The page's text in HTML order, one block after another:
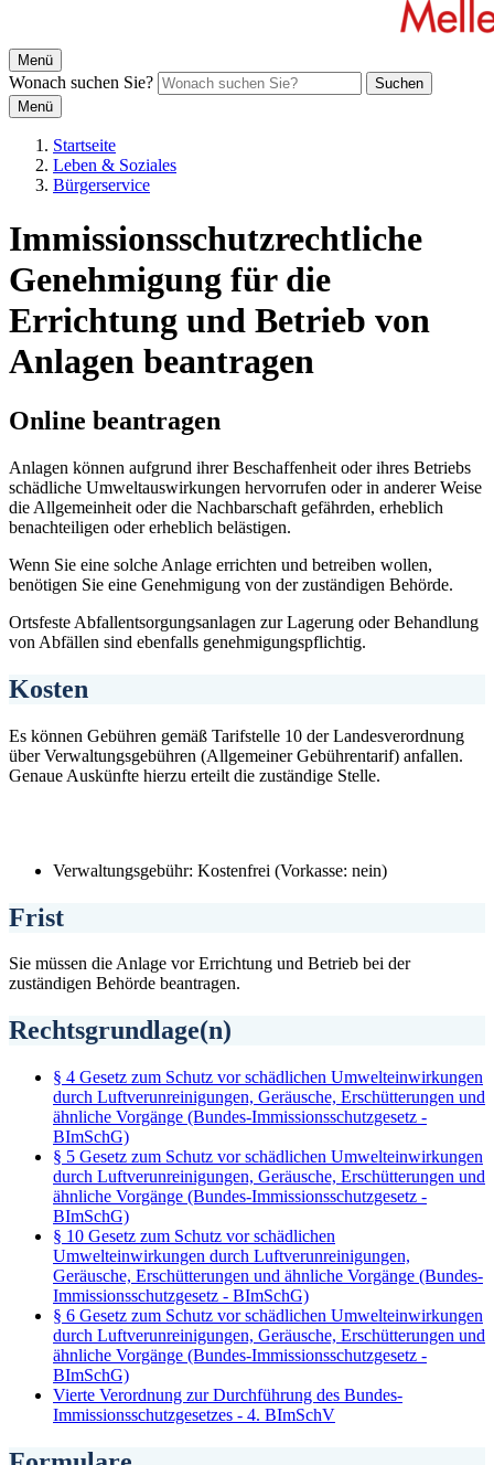
Menü
Wonach suchen Sie?
Suchen
Menü
Startseite
Leben & Soziales
Bürgerservice
Immissionsschutzrechtliche
Genehmigung für die
Errichtung und Betrieb von
Anlagen beantragen
Online beantragen
Anlagen können aufgrund ihrer Beschaffenheit oder ihres Betriebs
schädliche Umweltauswirkungen hervorrufen oder in anderer Weise
die Allgemeinheit oder die Nachbarschaft gefährden, erheblich
benachteiligen oder erheblich belästigen.
Wenn Sie eine solche Anlage errichten und betreiben wollen,
benötigen Sie eine Genehmigung von der zuständigen Behörde.
Ortsfeste Abfallentsorgungsanlagen zur Lagerung oder Behandlung
von Abfällen sind ebenfalls genehmigungspflichtig.
Kosten
Es können Gebühren gemäß Tarifstelle 10 der Landesverordnung
über Verwaltungsgebühren (Allgemeiner Gebührentarif) anfallen.
Genaue Auskünfte hierzu erteilt die zuständige Stelle.
Verwaltungsgebühr: Kostenfrei (Vorkasse: nein)
Frist
Sie müssen die Anlage vor Errichtung und Betrieb bei der
zuständigen Behörde beantragen.
Rechtsgrundlage(n)
§ 4 Gesetz zum Schutz vor schädlichen Umwelteinwirkungen
durch Luftverunreinigungen, Geräusche, Erschütterungen und
ähnliche Vorgänge (Bundes-Immissionsschutzgesetz -
BImSchG)
§ 5 Gesetz zum Schutz vor schädlichen Umwelteinwirkungen
durch Luftverunreinigungen, Geräusche, Erschütterungen und
ähnliche Vorgänge (Bundes-Immissionsschutzgesetz -
BImSchG)
§ 10 Gesetz zum Schutz vor schädlichen
Umwelteinwirkungen durch Luftverunreinigungen,
Geräusche, Erschütterungen und ähnliche Vorgänge (Bundes-
Immissionsschutzgesetz - BImSchG)
§ 6 Gesetz zum Schutz vor schädlichen Umwelteinwirkungen
durch Luftverunreinigungen, Geräusche, Erschütterungen und
ähnliche Vorgänge (Bundes-Immissionsschutzgesetz -
BImSchG)
Vierte Verordnung zur Durchführung des Bundes-
Immissionsschutzgesetzes - 4. BImSchV